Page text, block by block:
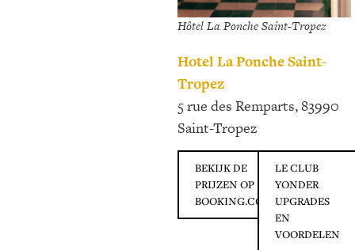
Hôtel La Ponche Saint-Tropez
Hotel La Ponche Saint-
Tropez
5 rue des Remparts, 83990
Saint-Tropez
BEKIJK DE
PRIJZEN OP
BOOKING.COM
LE CLUB
YONDER
UPGRADES
EN
VOORDELEN